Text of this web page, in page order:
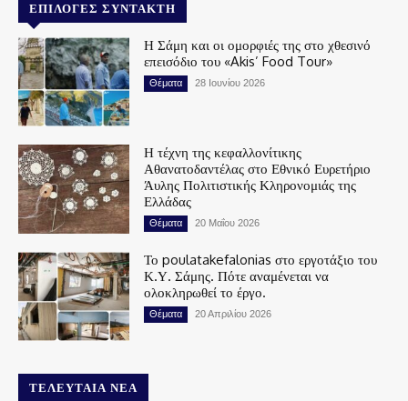
ΕΠΙΛΟΓΈΣ ΣΥΝΤΆΚΤΗ
Η Σάμη και οι ομορφιές της στο χθεσινό
επεισόδιο του «Akis’ Food Tour»
Θέματα 28 Ιουνίου 2026
Η τέχνη της κεφαλλονίτικης
Αθανατοδαντέλας στο Εθνικό Ευρετήριο
Άυλης Πολιτιστικής Κληρονομιάς της
Ελλάδας
Θέματα 20 Μαΐου 2026
Το poulatakefalonias στο εργοτάξιο του
Κ.Υ. Σάμης. Πότε αναμένεται να
ολοκληρωθεί το έργο.
Θέματα 20 Απριλίου 2026
ΤΕΛΕΥΤΑΊΑ ΝΈΑ